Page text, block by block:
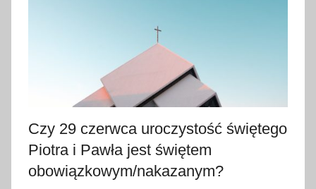
2
Czy 29 czerwca uroczystość świętego
Piotra i Pawła jest świętem
obowiązkowym/nakazanym?